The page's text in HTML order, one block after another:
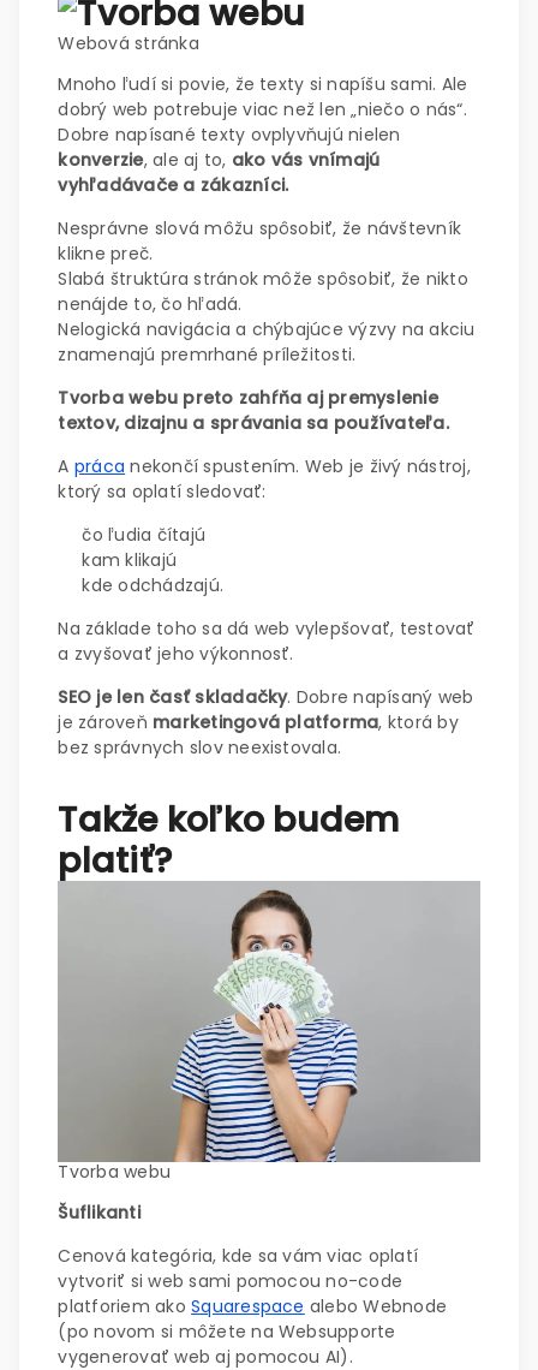
Webová stránka
Mnoho ľudí si povie, že texty si napíšu sami. Ale
dobrý web potrebuje viac než len „niečo o nás“.
Dobre napísané texty ovplyvňujú nielen
konverzie, ale aj to, ako vás vnímajú
vyhľadávače a zákazníci.
Nesprávne slová môžu spôsobiť, že návštevník
klikne preč.
Slabá štruktúra stránok môže spôsobiť, že nikto
nenájde to, čo hľadá.
Nelogická navigácia a chýbajúce výzvy na akciu
znamenajú premrhané príležitosti.
Tvorba webu preto zahŕňa aj premyslenie
textov, dizajnu a správania sa používateľa.
A práca nekončí spustením. Web je živý nástroj,
ktorý sa oplatí sledovať:
čo ľudia čítajú
kam klikajú
kde odchádzajú.
Na základe toho sa dá web vylepšovať, testovať
a zvyšovať jeho výkonnosť.
SEO je len časť skladačky. Dobre napísaný web
je zároveň marketingová platforma, ktorá by
bez správnych slov neexistovala.
Takže koľko budem
platiť?
Tvorba webu
Šuflikanti
Cenová kategória, kde sa vám viac oplatí
vytvoriť si web sami pomocou no-code
platforiem akoSquarespace alebo Webnode
(po novom si môžete na Websupporte
vygenerovať web aj pomocou AI).